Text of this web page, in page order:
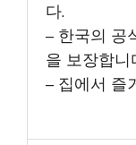
다.
– 한국의 공
을 보장합니
– 집에서 즐